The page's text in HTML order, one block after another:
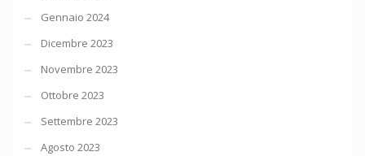
Gennaio 2024
Dicembre 2023
Novembre 2023
Ottobre 2023
Settembre 2023
Agosto 2023